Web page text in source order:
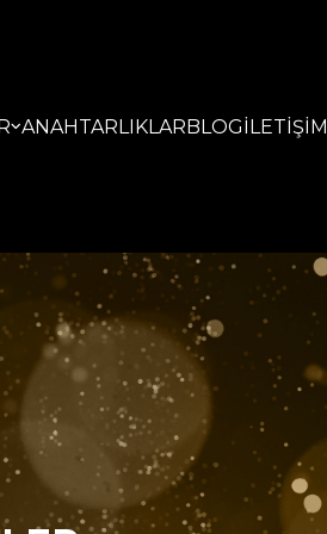
ANAHTARLIKLARBLOGİLETİŞİM
GÜMÜŞ ROZETLER